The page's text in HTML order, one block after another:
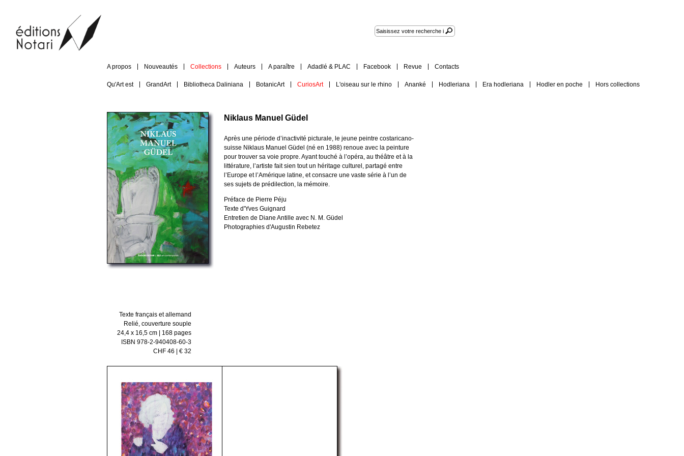
A propos Nouveautés Collections
Qu'Art est GrandArt Bibliotheca Daliniana BotanicArt CuriosArt L'oiseau sur le rhino Ananké Hodleriana Era hodleriana Hodler en poche Hors collections
Auteurs A paraître Adadlé & PLAC Facebook Revue Contacts
Texte français et allemand
Relié, couverture souple
24,4 x 16,5 cm | 168 pages
ISBN 978-2-940408-60-3
CHF 46 | € 32
Niklaus Manuel Güdel
Après une période d’inactivité picturale, le jeune peintre costaricano-
suisse Niklaus Manuel Güdel (né en 1988) renoue avec la peinture
pour trouver sa voie propre. Ayant touché à l’opéra, au théâtre et à la
littérature, l’artiste fait sien tout un héritage culturel, partagé entre
l’Europe et l’Amérique latine, et consacre une vaste série à l’un de
ses sujets de prédilection, la mémoire.
Préface de Pierre Péju
Texte d'Yves Guignard
Entretien de Diane Antille avec N. M. Güdel
Photographies d'Augustin Rebetez